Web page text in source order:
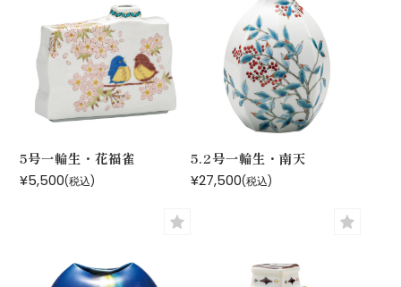
5号一輪生・花福雀
¥5,500(税込)
5.2号一輪生・南天
¥27,500(税込)